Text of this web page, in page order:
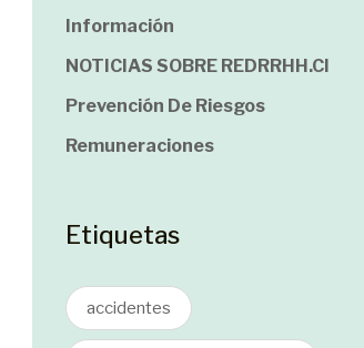
Información
NOTICIAS SOBRE REDRRHH.cl
Prevención De Riesgos
Remuneraciones
Etiquetas
accidentes